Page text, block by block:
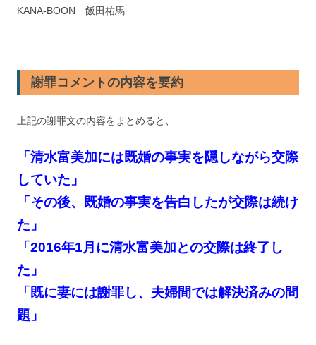
KANA-BOON 飯田祐馬
謝罪コメントの内容を要約
上記の謝罪文の内容をまとめると、
「清水富美加には既婚の事実を隠しながら交際
していた」
「その後、既婚の事実を告白したが交際は続け
た」
「2016年1月に清水富美加との交際は終了し
た」
「既に妻には謝罪し、夫婦間では解決済みの問
題」